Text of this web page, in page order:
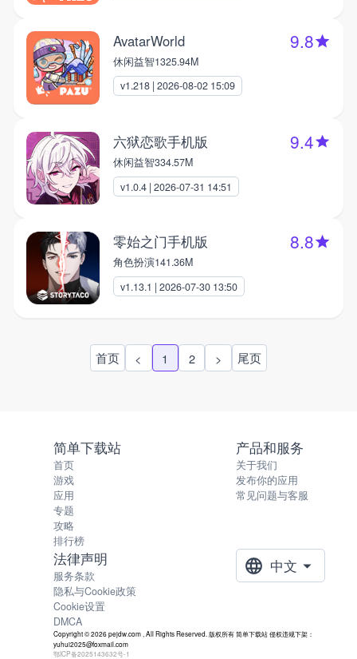
AvatarWorld
休闲益智1325.94M
v1.218 | 2026-08-02 15:09
9.8
六狱恋歌手机版
休闲益智334.57M
v1.0.4 | 2026-07-31 14:51
9.4
零始之门手机版
角色扮演141.36M
v1.13.1 | 2026-07-30 13:50
8.8
首页 < 1 2 > 尾页
简单下载站
首页
游戏
应用
专题
攻略
排行榜
产品和服务
关于我们
发布你的应用
常见问题与客服
法律声明
服务条款
隐私与Cookie政策
Cookie设置
DMCA
中文
Copyright © 2026 pejdw.com , All Rights Reserved. 版权所有 简单下载站 侵权违规下架：
yuhui2025@foxmail.com
鄂ICP备2025143632号-1